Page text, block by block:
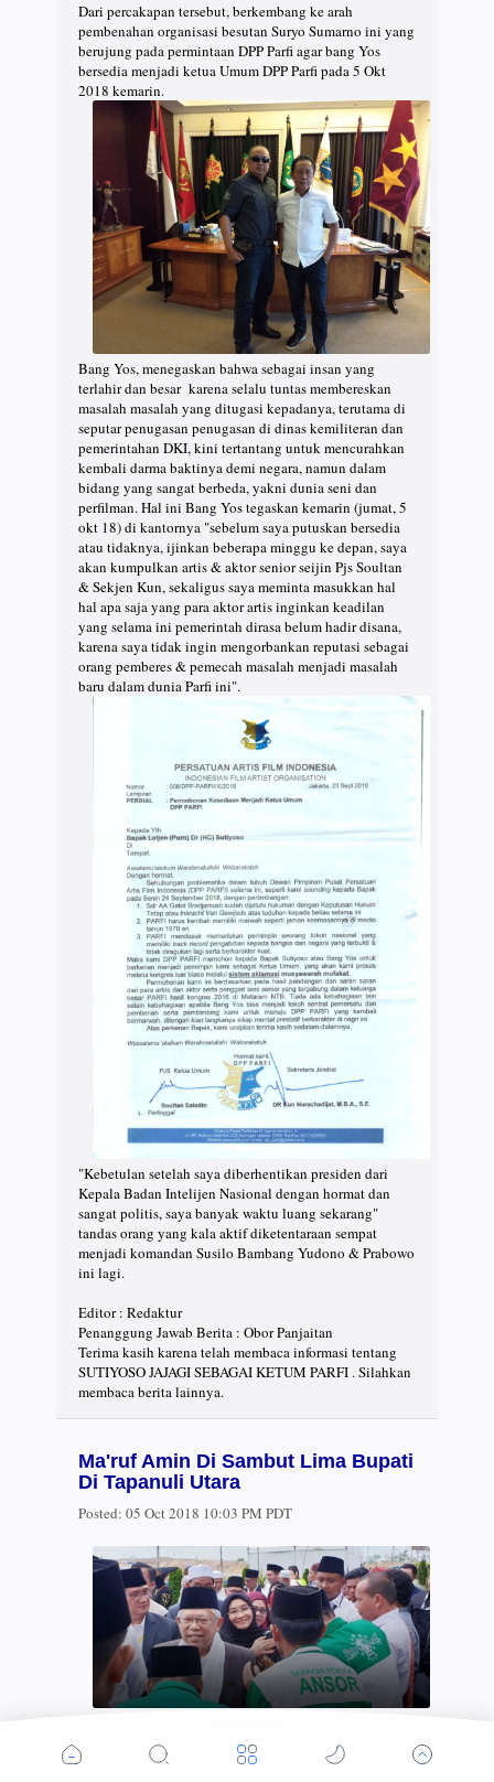
Dari percakapan tersebut, berkembang ke arah
pembenahan organisasi besutan Suryo Sumarno ini yang
berujung pada permintaan DPP Parfi agar bang Yos
bersedia menjadi ketua Umum DPP Parfi pada 5 Okt
2018 kemarin.
Bang Yos, menegaskan bahwa sebagai insan yang
terlahir dan besar karena selalu tuntas membereskan
masalah masalah yang ditugasi kepadanya, terutama di
seputar penugasan penugasan di dinas kemiliteran dan
pemerintahan DKI, kini tertantang untuk mencurahkan
kembali darma baktinya demi negara, namun dalam
bidang yang sangat berbeda, yakni dunia seni dan
perfilman. Hal ini Bang Yos tegaskan kemarin (jumat, 5
okt 18) di kantornya "sebelum saya putuskan bersedia
atau tidaknya, ijinkan beberapa minggu ke depan, saya
akan kumpulkan artis & aktor senior seijin Pjs Soultan
& Sekjen Kun, sekaligus saya meminta masukkan hal
hal apa saja yang para aktor artis inginkan keadilan
yang selama ini pemerintah dirasa belum hadir disana,
karena saya tidak ingin mengorbankan reputasi sebagai
orang pemberes & pemecah masalah menjadi masalah
baru dalam dunia Parfi ini".
"Kebetulan setelah saya diberhentikan presiden dari
Kepala Badan Intelijen Nasional dengan hormat dan
sangat politis, saya banyak waktu luang sekarang"
tandas orang yang kala aktif diketentaraan sempat
menjadi komandan Susilo Bambang Yudono & Prabowo
ini lagi.
Editor : Redaktur
Penanggung Jawab Berita : Obor Panjaitan
Terima kasih karena telah membaca informasi tentang
SUTIYOSO JAJAGI SEBAGAI KETUM PARFI . Silahkan
membaca berita lainnya.
Ma'ruf Amin Di Sambut Lima Bupati
Di Tapanuli Utara
Posted: 05 Oct 2018 10:03 PM PDT
MEDIA NASIONAL OBOR KEADILAN | TAPANULI